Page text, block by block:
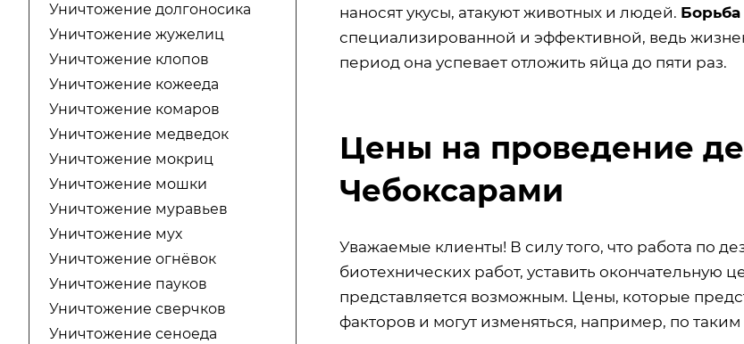
наносят укусы, атакуют животных и людей.
специализированной и эффективной, ведь
период она успевает отложить яйца до пяти раз.
Цены на проведение
Чебоксарами
Уважаемые клиенты! В силу того, что работа по
биотехнических работ, уставить окончательную
представляется возможным. Цены, которые
факторов и могут изменяться, например, по
Уничтожение долгоносика
Уничтожение жужелиц
Уничтожение клопов
Уничтожение кожееда
Уничтожение комаров
Уничтожение медведок
Уничтожение мокриц
Уничтожение мошки
Уничтожение муравьев
Уничтожение мух
Уничтожение огнёвок
Уничтожение пауков
Уничтожение сверчков
Уничтожение сеноеда